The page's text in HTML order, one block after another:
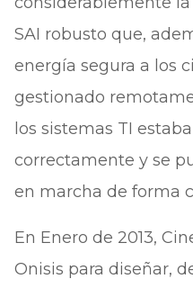
SAI robusto que,
energía segura a los
gestionado
los sistemas TI
correctamente y se
en marcha de forma
En Enero de 2013,
Onisis para diseñar,